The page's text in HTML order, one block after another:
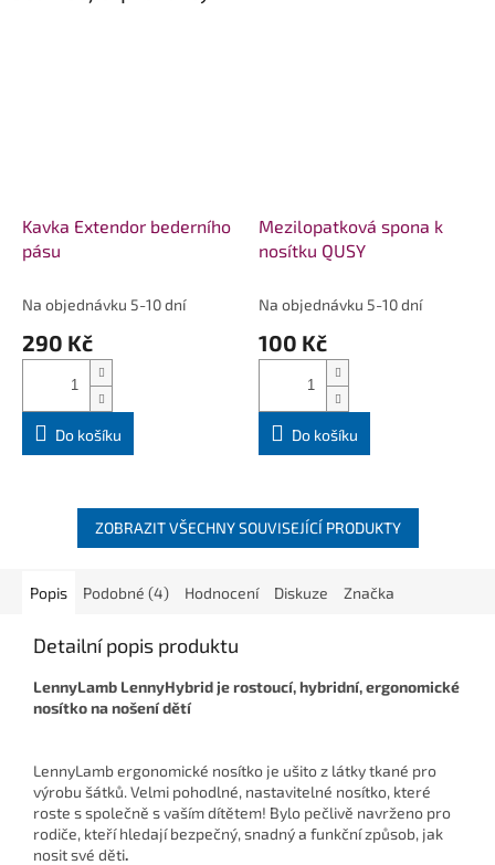
Kavka Extendor bederního
pásu
Na objednávku 5-10 dní
290 Kč
Do košíku
Mezilopatková spona k
nosítku QUSY
Na objednávku 5-10 dní
100 Kč
Do košíku
ZOBRAZIT VŠECHNY SOUVISEJÍCÍ PRODUKTY
Popis Podobné (4) Hodnocení Diskuze Značka
Detailní popis produktu
LennyLamb LennyHybrid je rostoucí, hybridní, ergonomické
nosítko na nošení dětí
LennyLamb ergonomické nosítko je ušito z látky tkané pro
výrobu šátků. Velmi pohodlné, nastavitelné nosítko, které
roste s společně s vaším dítětem! Bylo pečlivě navrženo pro
rodiče, kteří hledají bezpečný, snadný a funkční způsob, jak
nosit své děti.